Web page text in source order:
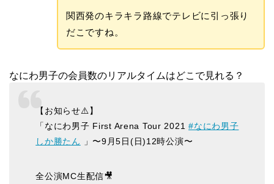
関西発のキラキラ路線でテレビに引っ張り
だこですね。
なにわ男子の会員数のリアルタイムはどこで見れる？
【お知らせ⚠️】
「なにわ男子 First Arena Tour 2021#なにわ男子
しか勝たん
」〜9月5日(日)12時公演〜
全公演MC生配信🎥